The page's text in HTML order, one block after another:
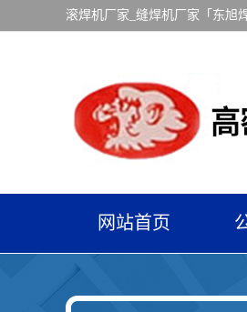
滚焊机厂家_缝焊机厂家「东旭
网站首页